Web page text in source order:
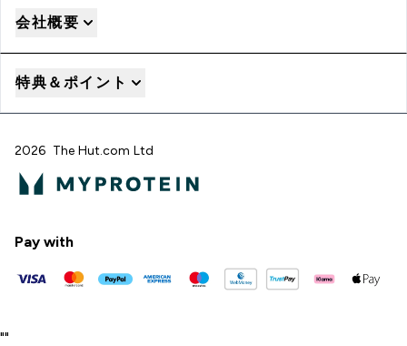
会社概要
特典＆ポイント
2026 The Hut.com Ltd
Pay with
""